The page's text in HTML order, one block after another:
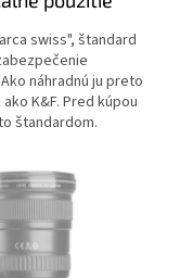
swiss", štandard
náhradnú ju preto
K&F. Pred kúpou
štandardom.